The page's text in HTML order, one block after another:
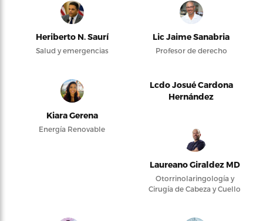
Heriberto N. Saurí
Salud y emergencias
Lic Jaime Sanabria
Profesor de derecho
Kiara Gerena
Energía Renovable
Lcdo Josué Cardona
Hernández
Laureano Giraldez MD
Otorrinolaringología y
Cirugía de Cabeza y Cuello